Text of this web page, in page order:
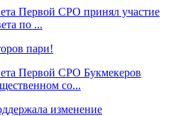
Первой СРО принял участие
по ...
пари!
Первой СРО Букмекеров
со...
изменение